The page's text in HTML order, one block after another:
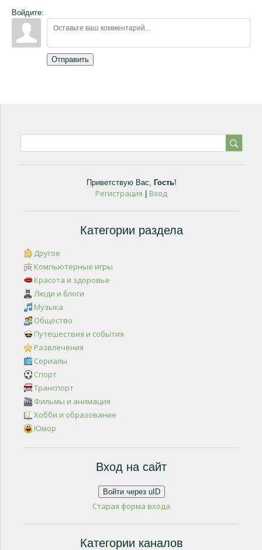
Войдите:
Отправить
Приветствую Вас, Гость!
Регистрация Вход
Категории раздела
Другое
Компьютерные игры
Красота и здоровье
Люди и блоги
Музыка
Общество
Путешествия и события
Развлечения
Сериалы
Спорт
Транспорт
Фильмы и анимация
Хобби и образование
Юмор
Вход на сайт
Войти через uID
Старая форма входа
Категории каналов